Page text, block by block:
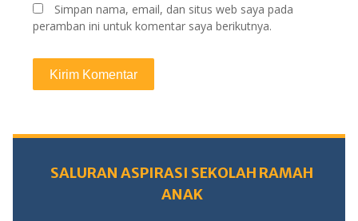
Simpan nama, email, dan situs web saya pada
peramban ini untuk komentar saya berikutnya.
SALURAN ASPIRASI SEKOLAH RAMAH
ANAK